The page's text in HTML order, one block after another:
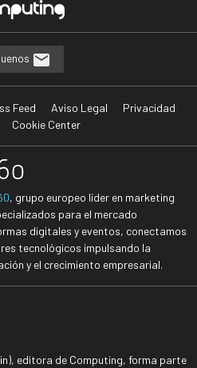
Feed Aviso Legal
Privacidad
Cookie Center
, grupo europeo líder en marketing
para el mercado
digitales y eventos, conectamos
tecnológicos impulsando la
y el crecimiento empresarial.
editora de Computing, forma parte